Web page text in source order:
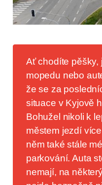
Ať chodíte pěšky,
mopedu nebo
že se za
situace v Kyjově
Bohužel nikoli k
městem jezdí
něm také stále
parkování. Auta
nemají, na